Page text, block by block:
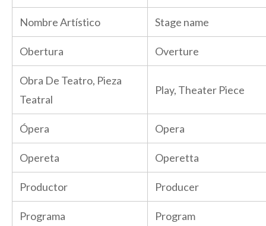
Nombre Artístico Stage name
Obertura Overture
Obra De Teatro, Pieza
Teatral
Play, Theater Piece
Ópera Opera
Opereta Operetta
Productor Producer
Programa Program